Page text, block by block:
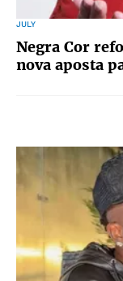
JULY
Negra Cor
nova aposta